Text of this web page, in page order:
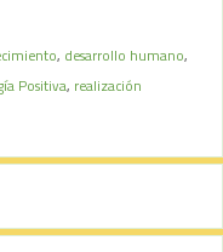
, desarrollo humano,
Positiva, realización